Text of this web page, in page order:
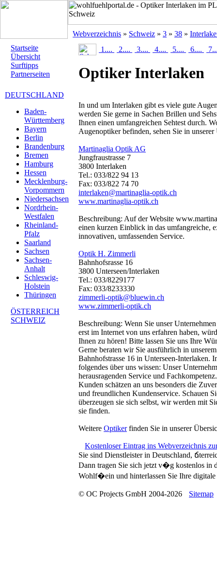
Webverzeichnis » Schweiz » 3 » 38 »
Startseite
Übersicht
Surftipps
Partnerseiten
DEUTSCHLAND
Baden-
Württemberg
Bayern
Berlin
Brandenburg
Bremen
Hamburg
Hessen
Mecklenburg-
Vorpommern
Niedersachsen
Nordrhein-
Westfalen
Rheinland-
Pfalz
Saarland
Sachsen
Sachsen-
Anhalt
Schleswig-
Holstein
Thüringen
ÖSTERREICH
SCHWEIZ
1.... 2.... 3.... 4.... 5.... 6....
Optiker Interlaken
In und um Interlaken gibt es viele gute
werden Sie gerne in Sachen Brillen und
Ihnen einen umfangreichen Sehtest durch.
Augenoptiker befinden, sehen Sie in unserer
Martinaglia Optik AG
Jungfraustrasse 7
3800 Interlaken
Tel.: 033/822 94 13
Fax: 033/822 74 70
interlaken@martinaglia-optik.ch
www.martinaglia-optik.ch
Beschreibung: Auf der Website
einen kurzen Einblick in das umfangreiche,
innovativen, umfassenden Service.
Optik H. Zimmerli
Bahnhofsrasse 16
3800 Unterseen/Interlaken
Tel.: 033/8229177
Fax: 033/8233330
zimmerli-optik@bluewin.ch
www.zimmerli-optik.ch
Beschreibung: Wenn Sie unser
erst im Internet von uns erfahren haben,
Ihnen zu hören! Bitte lassen Sie uns Ihre
Gerne beraten wir Sie ausführlich in
Bahnhofstrasse 16 in Unterseen-Interlaken.
folgendes über uns wissen: Unser
herausragenden Service und
Kunden schätzen an uns besonders die
und freundlichen Kundenservice. Schauen
überzeugen sie sich selbst, wir werden mit
sie finden.
Weitere Optikerfinden Sie in unserer
Kostenloser Eintrag ins Webverzeichnis
Sie sind Dienstleister in Deutschland,
Dann tragen Sie sich jetzt v�g kostenlos in
Wohlf�ein und hinterlassen Sie Ihre
© OC Projects GmbH 2004-2026 Sitemap